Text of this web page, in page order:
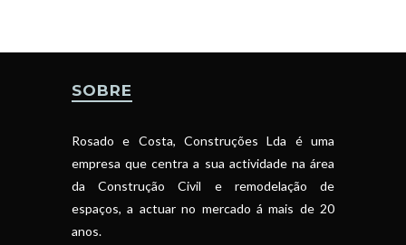
SOBRE
Rosado e Costa, Construções Lda é uma
empresa que centra a sua actividade na área
da Construção Civil e remodelação de
espaços, a actuar no mercado á mais de 20
anos.